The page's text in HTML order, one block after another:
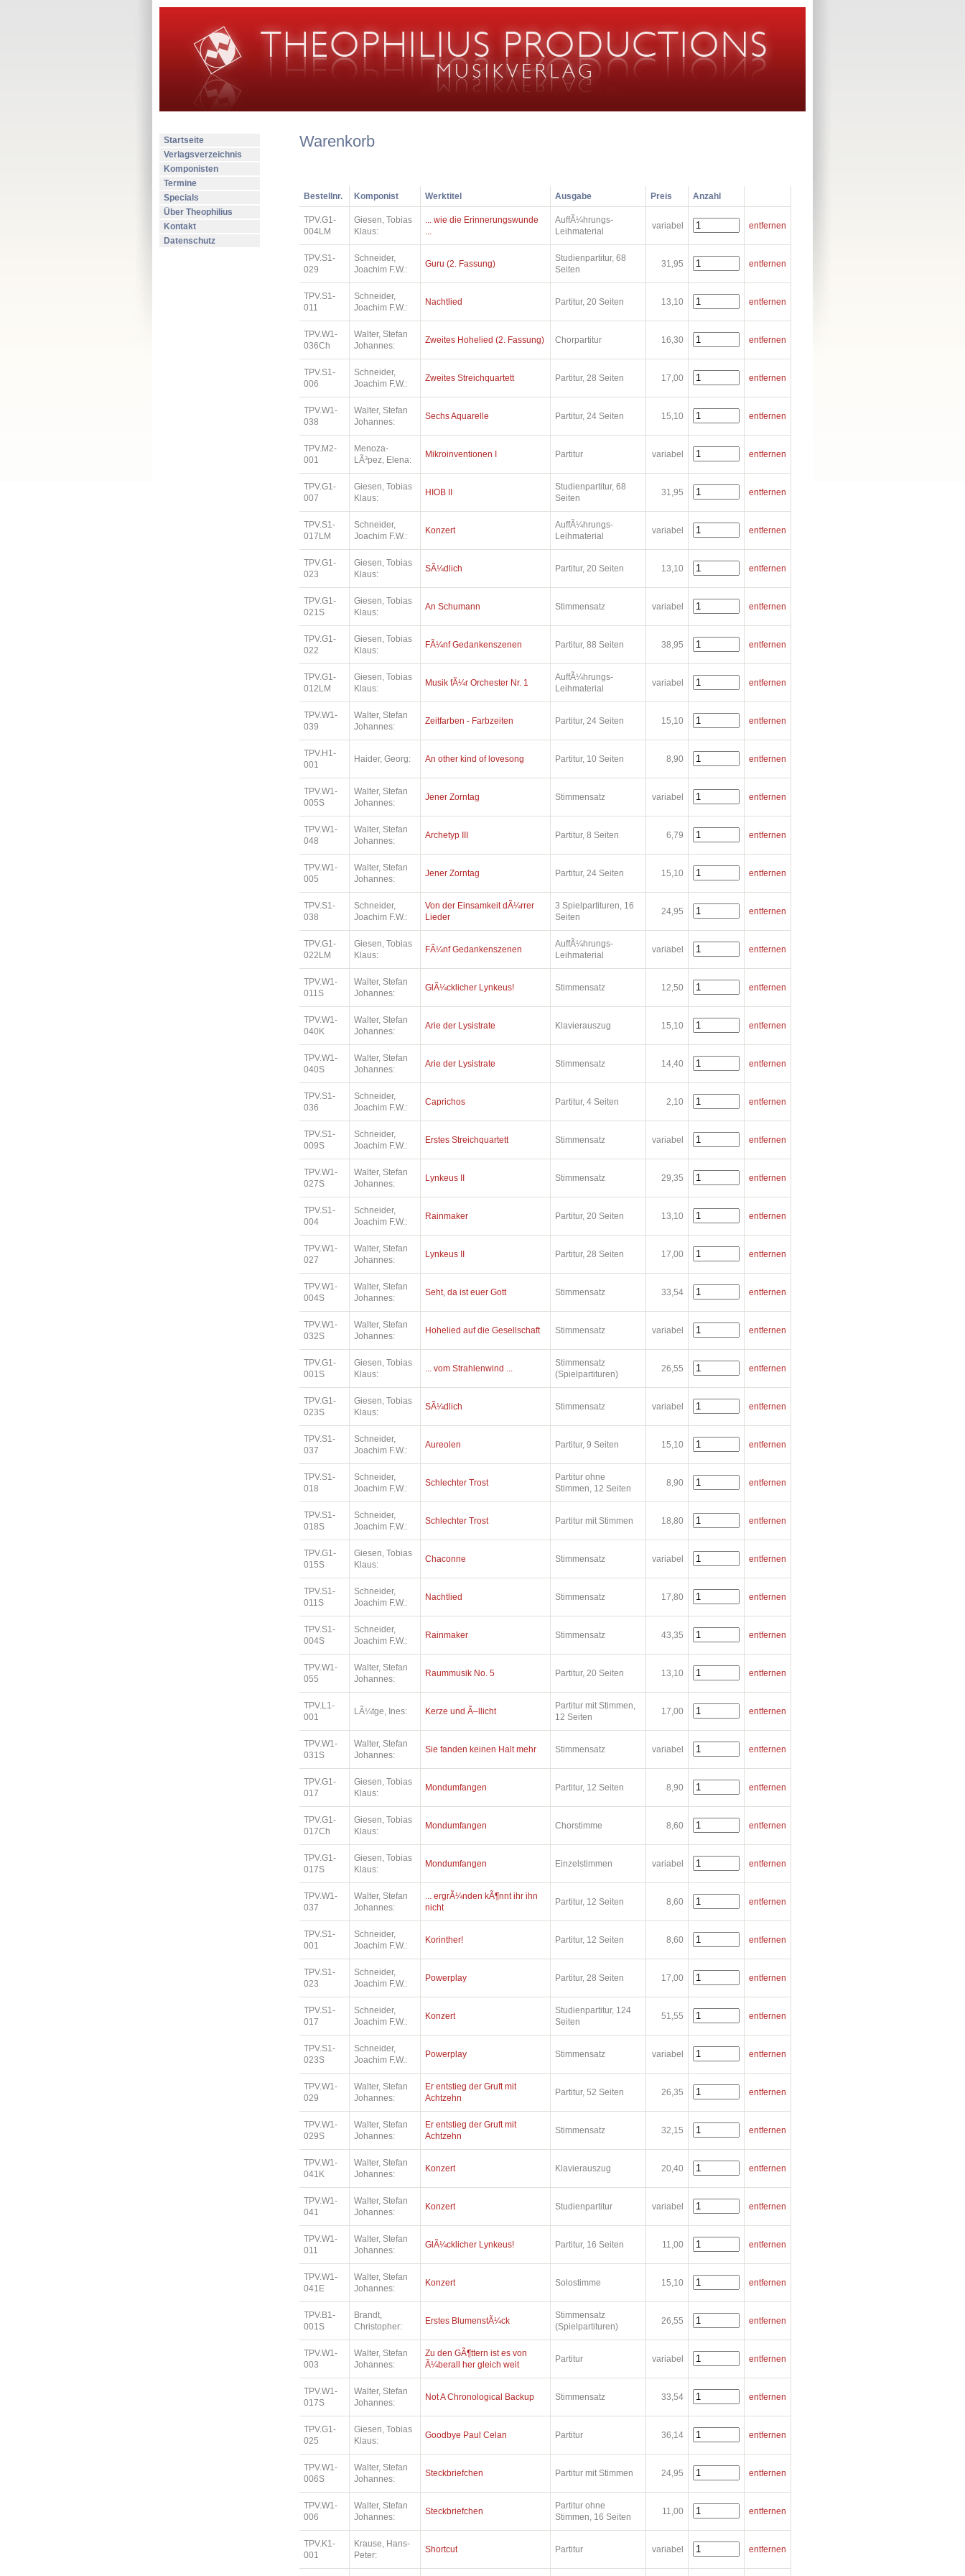
Startseite
Verlagsverzeichnis
Komponisten
Termine
Specials
Über Theophilius
Kontakt
Datenschutz
Warenkorb
Bestellnr. Komponist Werktitel Ausgabe Preis Anzahl
TPV.G1-
004LM
Giesen, Tobias
Klaus:
... wie die Erinnerungswunde
...
AuffÃ¼hrungs-
Leihmaterial
variabel entfernen
TPV.S1-
029
Schneider,
Joachim F.W.:
Guru (2. Fassung)
Studienpartitur, 68
Seiten
31,95 entfernen
TPV.S1-
011
Schneider,
Joachim F.W.:
Nachtlied Partitur, 20 Seiten 13,10 entfernen
TPV.W1-
036Ch
Walter, Stefan
Johannes:
Zweites Hohelied (2. Fassung) Chorpartitur 16,30 entfernen
TPV.S1-
006
Schneider,
Joachim F.W.:
Zweites Streichquartett Partitur, 28 Seiten 17,00 entfernen
TPV.W1-
038
Walter, Stefan
Johannes:
Sechs Aquarelle Partitur, 24 Seiten 15,10 entfernen
TPV.M2-
001
Menoza-
LÃ³pez, Elena:
Mikroinventionen I Partitur variabel entfernen
TPV.G1-
007
Giesen, Tobias
Klaus:
HIOB II
Studienpartitur, 68
Seiten
31,95 entfernen
TPV.S1-
017LM
Schneider,
Joachim F.W.:
Konzert
AuffÃ¼hrungs-
Leihmaterial
variabel entfernen
TPV.G1-
023
Giesen, Tobias
Klaus:
SÃ¼dlich Partitur, 20 Seiten 13,10 entfernen
TPV.G1-
021S
Giesen, Tobias
Klaus:
An Schumann Stimmensatz variabel entfernen
TPV.G1-
022
Giesen, Tobias
Klaus:
FÃ¼nf Gedankenszenen Partitur, 88 Seiten 38,95 entfernen
TPV.G1-
012LM
Giesen, Tobias
Klaus:
Musik fÃ¼r Orchester Nr. 1
AuffÃ¼hrungs-
Leihmaterial
variabel entfernen
TPV.W1-
039
Walter, Stefan
Johannes:
Zeitfarben - Farbzeiten Partitur, 24 Seiten 15,10 entfernen
TPV.H1-
001
Haider, Georg: An other kind of lovesong Partitur, 10 Seiten 8,90 entfernen
TPV.W1-
005S
Walter, Stefan
Johannes:
Jener Zorntag Stimmensatz variabel entfernen
TPV.W1-
048
Walter, Stefan
Johannes:
Archetyp III Partitur, 8 Seiten 6,79 entfernen
TPV.W1-
005
Walter, Stefan
Johannes:
Jener Zorntag Partitur, 24 Seiten 15,10 entfernen
TPV.S1-
038
Schneider,
Joachim F.W.:
Von der Einsamkeit dÃ¼rrer
Lieder
3 Spielpartituren, 16
Seiten
24,95 entfernen
TPV.G1-
022LM
Giesen, Tobias
Klaus:
FÃ¼nf Gedankenszenen
AuffÃ¼hrungs-
Leihmaterial
variabel entfernen
TPV.W1-
011S
Walter, Stefan
Johannes:
GlÃ¼cklicher Lynkeus! Stimmensatz 12,50 entfernen
TPV.W1-
040K
Walter, Stefan
Johannes:
Arie der Lysistrate Klavierauszug 15,10 entfernen
TPV.W1-
040S
Walter, Stefan
Johannes:
Arie der Lysistrate Stimmensatz 14,40 entfernen
TPV.S1-
036
Schneider,
Joachim F.W.:
Caprichos Partitur, 4 Seiten 2,10 entfernen
TPV.S1-
009S
Schneider,
Joachim F.W.:
Erstes Streichquartett Stimmensatz variabel entfernen
TPV.W1-
027S
Walter, Stefan
Johannes:
Lynkeus II Stimmensatz 29,35 entfernen
TPV.S1-
004
Schneider,
Joachim F.W.:
Rainmaker Partitur, 20 Seiten 13,10 entfernen
TPV.W1-
027
Walter, Stefan
Johannes:
Lynkeus II Partitur, 28 Seiten 17,00 entfernen
TPV.W1-
004S
Walter, Stefan
Johannes:
Seht, da ist euer Gott Stimmensatz 33,54 entfernen
TPV.W1-
032S
Walter, Stefan
Johannes:
Hohelied auf die Gesellschaft Stimmensatz variabel entfernen
TPV.G1-
001S
Giesen, Tobias
Klaus:
... vom Strahlenwind ...
Stimmensatz
(Spielpartituren)
26,55 entfernen
TPV.G1-
023S
Giesen, Tobias
Klaus:
SÃ¼dlich Stimmensatz variabel entfernen
TPV.S1-
037
Schneider,
Joachim F.W.:
Aureolen Partitur, 9 Seiten 15,10 entfernen
TPV.S1-
018
Schneider,
Joachim F.W.:
Schlechter Trost
Partitur ohne
Stimmen, 12 Seiten
8,90 entfernen
TPV.S1-
018S
Schneider,
Joachim F.W.:
Schlechter Trost Partitur mit Stimmen 18,80 entfernen
TPV.G1-
015S
Giesen, Tobias
Klaus:
Chaconne Stimmensatz variabel entfernen
TPV.S1-
011S
Schneider,
Joachim F.W.:
Nachtlied Stimmensatz 17,80 entfernen
TPV.S1-
004S
Schneider,
Joachim F.W.:
Rainmaker Stimmensatz 43,35 entfernen
TPV.W1-
055
Walter, Stefan
Johannes:
Raummusik No. 5 Partitur, 20 Seiten 13,10 entfernen
TPV.L1-
001
LÃ¼tge, Ines: Kerze und Ã–llicht
Partitur mit Stimmen,
12 Seiten
17,00 entfernen
TPV.W1-
031S
Walter, Stefan
Johannes:
Sie fanden keinen Halt mehr Stimmensatz variabel entfernen
TPV.G1-
017
Giesen, Tobias
Klaus:
Mondumfangen Partitur, 12 Seiten 8,90 entfernen
TPV.G1-
017Ch
Giesen, Tobias
Klaus:
Mondumfangen Chorstimme 8,60 entfernen
TPV.G1-
017S
Giesen, Tobias
Klaus:
Mondumfangen Einzelstimmen variabel entfernen
TPV.W1-
037
Walter, Stefan
Johannes:
... ergrÃ¼nden kÃ¶nnt ihr ihn
nicht
Partitur, 12 Seiten 8,60 entfernen
TPV.S1-
001
Schneider,
Joachim F.W.:
Korinther! Partitur, 12 Seiten 8,60 entfernen
TPV.S1-
023
Schneider,
Joachim F.W.:
Powerplay Partitur, 28 Seiten 17,00 entfernen
TPV.S1-
017
Schneider,
Joachim F.W.:
Konzert
Studienpartitur, 124
Seiten
51,55 entfernen
TPV.S1-
023S
Schneider,
Joachim F.W.:
Powerplay Stimmensatz variabel entfernen
TPV.W1-
029
Walter, Stefan
Johannes:
Er entstieg der Gruft mit
Achtzehn
Partitur, 52 Seiten 26,35 entfernen
TPV.W1-
029S
Walter, Stefan
Johannes:
Er entstieg der Gruft mit
Achtzehn
Stimmensatz 32,15 entfernen
TPV.W1-
041K
Walter, Stefan
Johannes:
Konzert Klavierauszug 20,40 entfernen
TPV.W1-
041
Walter, Stefan
Johannes:
Konzert Studienpartitur variabel entfernen
TPV.W1-
011
Walter, Stefan
Johannes:
GlÃ¼cklicher Lynkeus! Partitur, 16 Seiten 11,00 entfernen
TPV.W1-
041E
Walter, Stefan
Johannes:
Konzert Solostimme 15,10 entfernen
TPV.B1-
001S
Brandt,
Christopher:
Erstes BlumenstÃ¼ck
Stimmensatz
(Spielpartituren)
26,55 entfernen
TPV.W1-
003
Walter, Stefan
Johannes:
Zu den GÃ¶ttern ist es von
Ã¼berall her gleich weit
Partitur variabel entfernen
TPV.W1-
017S
Walter, Stefan
Johannes:
Not A Chronological Backup Stimmensatz 33,54 entfernen
TPV.G1-
025
Giesen, Tobias
Klaus:
Goodbye Paul Celan Partitur 36,14 entfernen
TPV.W1-
006S
Walter, Stefan
Johannes:
Steckbriefchen Partitur mit Stimmen 24,95 entfernen
TPV.W1-
006
Walter, Stefan
Johannes:
Steckbriefchen
Partitur ohne
Stimmen, 16 Seiten
11,00 entfernen
TPV.K1-
001
Krause, Hans-
Peter:
Shortcut Partitur variabel entfernen